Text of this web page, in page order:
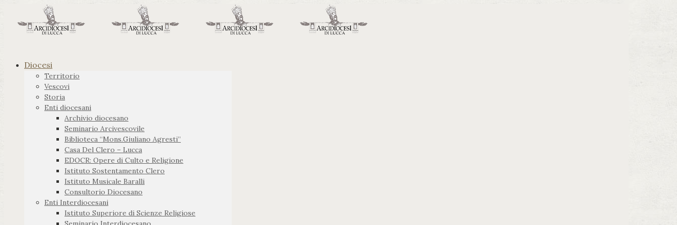
Diocesi
Territorio
Vescovi
Storia
Enti diocesani
Archivio diocesano
Seminario Arcivescovile
Biblioteca “Mons.Giuliano Agresti”
Casa Del Clero – Lucca
EDOCR: Opere di Culto e Religione
Istituto Sostentamento Clero
Istituto Musicale Baralli
Consultorio Diocesano
Enti Interdiocesani
Istituto Superiore di Scienze Religiose